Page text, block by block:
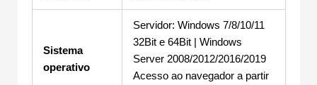
Sistema
operativo
Servidor: Windows 7/8/10/11
32Bit e 64Bit | Windows
Server 2008/2012/2016/2019
Acesso ao navegador a partir